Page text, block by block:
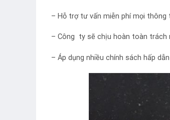
– Hỗ trợ tư vấn miễn phí mọi thông
– Công ty sẽ chịu hoàn toàn trách
– Áp dụng nhiều chính sách hấp